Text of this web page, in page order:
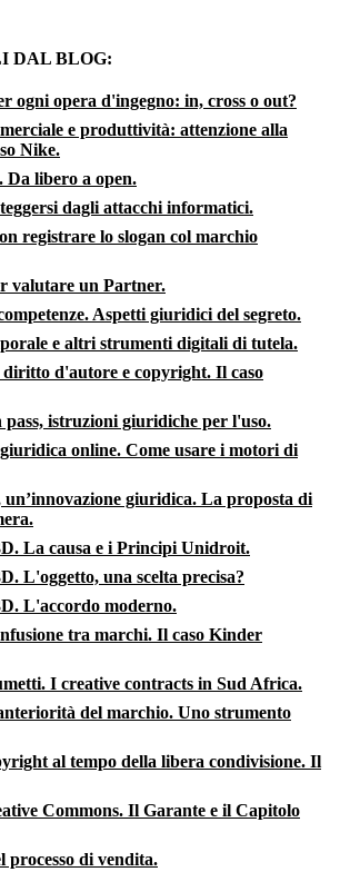
DAL BLOG:
ogni opera d'ingegno: in, cross o out?
e produttività: attenzione alla
Nike.
Da libero a open.
dagli attacchi informatici.
registrare lo slogan col marchio
valutare un Partner.
Aspetti giuridici del segreto.
e altri strumenti digitali di tutela.
d'autore e copyright. Il caso
pass, istruzioni giuridiche per l'uso.
online. Come usare i motori di
un’innovazione giuridica. La proposta di
La causa e i Principi Unidroit.
L'oggetto, una scelta precisa?
L'accordo moderno.
tra marchi. Il caso Kinder
I creative contracts in Sud Africa.
del marchio. Uno strumento
al tempo della libera condivisione. Il
Commons. Il Garante e il Capitolo
processo di vendita.